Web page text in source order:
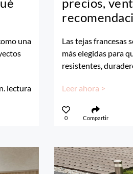
una
lectura
Las tejas francesas
más elegidas para
resistentes,
Leer ahora >
0 Compartir